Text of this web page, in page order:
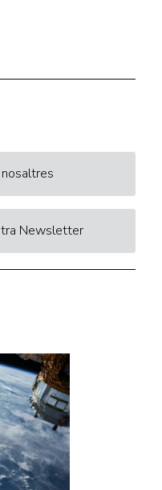
Newsletter